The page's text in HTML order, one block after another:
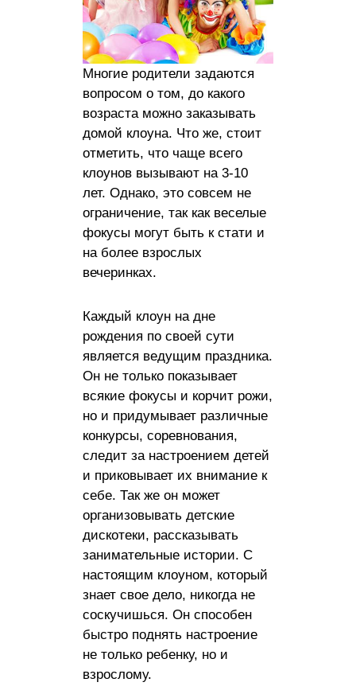
Многие родители задаются
вопросом о том, до какого
возраста можно заказывать
домой клоуна. Что же, стоит
отметить, что чаще всего
клоунов вызывают на 3-10
лет. Однако, это совсем не
ограничение, так как веселые
фокусы могут быть к стати и
на более взрослых
вечеринках.
Каждый клоун на дне
рождения по своей сути
является ведущим праздника.
Он не только показывает
всякие фокусы и корчит рожи,
но и придумывает различные
конкурсы, соревнования,
следит за настроением детей
и приковывает их внимание к
себе. Так же он может
организовывать детские
дискотеки, рассказывать
занимательные истории. С
настоящим клоуном, который
знает свое дело, никогда не
соскучишься. Он способен
быстро поднять настроение
не только ребенку, но и
взрослому.